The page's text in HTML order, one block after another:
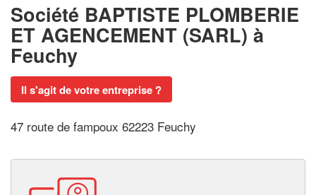
Société BAPTISTE PLOMBERIE
ET AGENCEMENT (SARL) à
Feuchy
Il s'agit de votre entreprise ?
47 route de fampoux 62223 Feuchy